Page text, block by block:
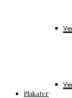
Plakater